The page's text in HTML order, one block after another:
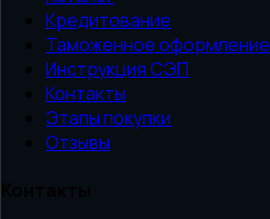
Кредитование
Таможенное оформление
Инструкция СЭП
Контакты
Этапы покупки
Отзывы